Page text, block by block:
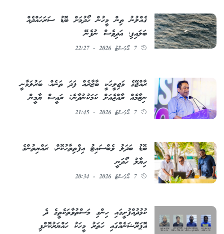
ގެއްލުނު ތިން މީހުން ހޯދުމަށް ބޮޑު ސަރަހައްދެއް
ބަލައިފި؛ އަދިވެސް ނުފެނޭ
7 އޯގަސްޓު 2026 - 22:27
ރާއްޖޭގެ މަޖިލީހަކީ ބާޒާރެއް ފަދަ ތަނެއް، ބަރުލަމާނީ
ނިޒާމެއް ރާއްޖެއަށް ކަމަކުނުދާނެ: ރައީސް ޔާމީން
7 އޯގަސްޓު 2026 - 21:45
ބޮޑު ބަދަލު ވެބްސައިޓު އިފްތިތާހުކޮށް، ރައްޔިތުންގެ
ހިޔާލު ހޯދަނީ
7 އޯގަސްޓު 2026 - 20:34
ކުޅުދުއްފުށީގައި ހިންގި މަސްތުވާތަކެތީގެ ދެ
އޮޕަރޭޝަނެއްގައި ހަތަރު މީހަކު ހައްޔަރުކޮށްފި